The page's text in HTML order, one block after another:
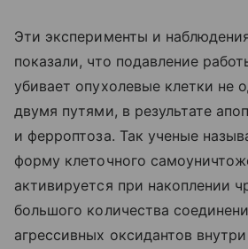
Эти эксперименты и
показали, что подавление
убивает опухолевые клетки не
двумя путями, в результате
и ферроптоза. Так ученые
форму клеточного
активируется при накоплении
большого количества
агрессивных оксидантов